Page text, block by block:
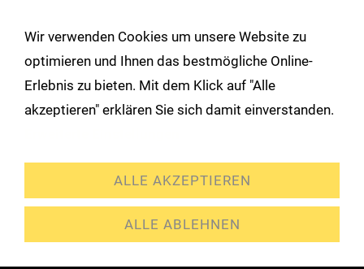
Navigation öffnen
Wir verwenden Cookies um unsere Website zu
optimieren und Ihnen das bestmögliche Online-
Erlebnis zu bieten. Mit dem Klick auf "Alle
akzeptieren" erklären Sie sich damit einverstanden.
ALLE AKZEPTIEREN
ALLE ABLEHNEN